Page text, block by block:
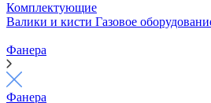
Комплектующие
Валики и кисти Газовое
Фанера
Фанера